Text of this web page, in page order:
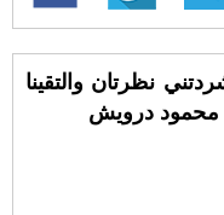
نظرتان والتقينا
محمود درويش